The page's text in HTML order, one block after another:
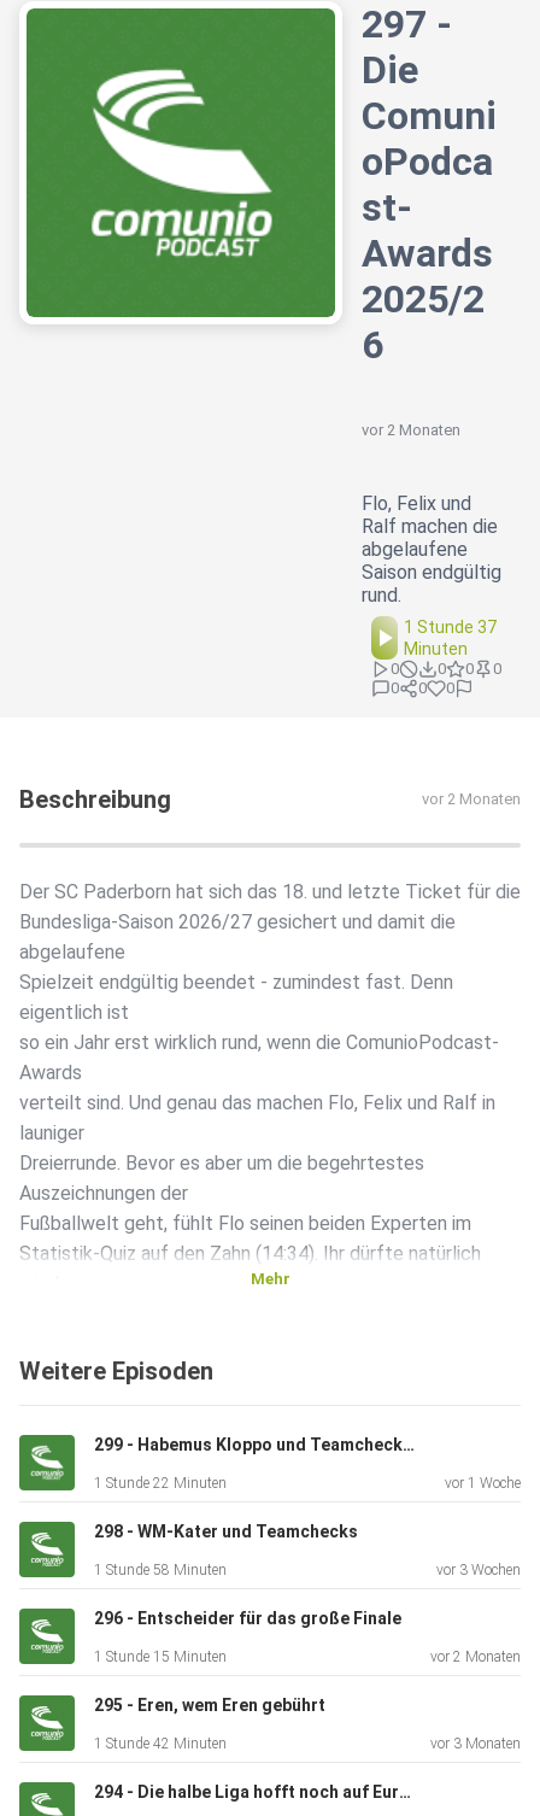
297 -
Die
Comuni
oPodca
st-
Awards
2025/2
6
vor 2 Monaten
Flo, Felix und
Ralf machen die
abgelaufene
Saison endgültig
rund.
1 Stunde 37
Minuten
0 0 0
0
0
0 0
Beschreibung vor 2 Monaten
Der SC Paderborn hat sich das 18. und letzte Ticket für die
Bundesliga-Saison 2026/27 gesichert und damit die
abgelaufene
Spielzeit endgültig beendet - zumindest fast. Denn
eigentlich ist
so ein Jahr erst wirklich rund, wenn die ComunioPodcast-
Awards
verteilt sind. Und genau das machen Flo, Felix und Ralf in
launiger
Dreierrunde. Bevor es aber um die begehrtestes
Auszeichnungen der
Fußballwelt geht, fühlt Flo seinen beiden Experten im
Statistik-Quiz auf den Zahn (14:34). Ihr dürfte natürlich
Awardverteilung (45:38). In der Top-3 der Woche (01:20:56)
die Drei dann die Spieler, die auf ihrem Einkaufszettel für
den
Saisonübergang ganz oben stehen. Nach der Bundesliga ist
natürlich
auch vor der WM - und Comunio präsentiert sich rechtzeitig
Weltmeisterschaft mit neuem Website-Design. Von den
News über die
alle
Bereiche erstrahlen in neuem Glanz und verbessern das
Infos und
Mehr
Weitere Episoden
299 - Habemus Kloppo und Teamchecks - Teil 2
1 Stunde 22 Minuten vor 1 Woche
298 - WM-Kater und Teamchecks
1 Stunde 58 Minuten vor 3 Wochen
296 - Entscheider für das große Finale
1 Stunde 15 Minuten vor 2 Monaten
295 - Eren, wem Eren gebührt
1 Stunde 42 Minuten vor 3 Monaten
294 - Die halbe Liga hofft noch auf Europa